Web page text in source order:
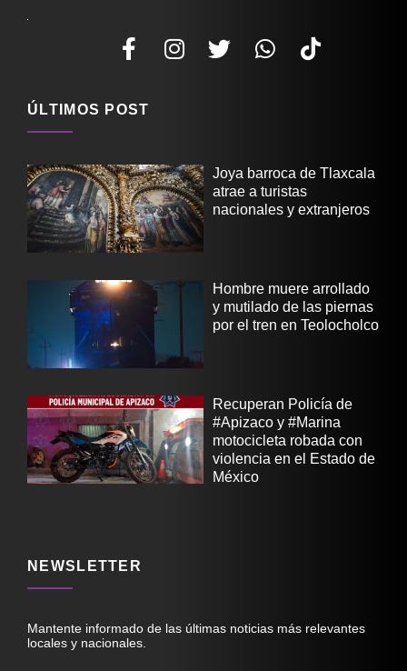
ÚLTIMOS POST
Joya barroca de Tlaxcala
atrae a turistas
nacionales y extranjeros
Hombre muere arrollado
y mutilado de las piernas
por el tren en Teolocholco
Recuperan Policía de
#Apizaco y #Marina
motocicleta robada con
violencia en el Estado de
México
NEWSLETTER
Mantente informado de las últimas noticias más relevantes
locales y nacionales.